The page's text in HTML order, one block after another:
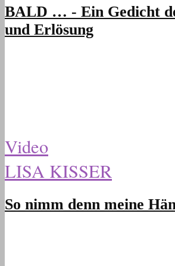
BALD … - Ein Gedicht
und Erlösung
Video
LISA KISSER
So nimm denn meine